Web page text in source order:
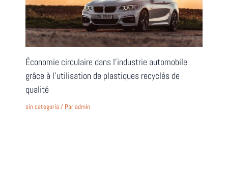
Économie circulaire dans l’industrie automobile
grâce à l’utilisation de plastiques recyclés de
qualité
sin categoría/ Paradmin